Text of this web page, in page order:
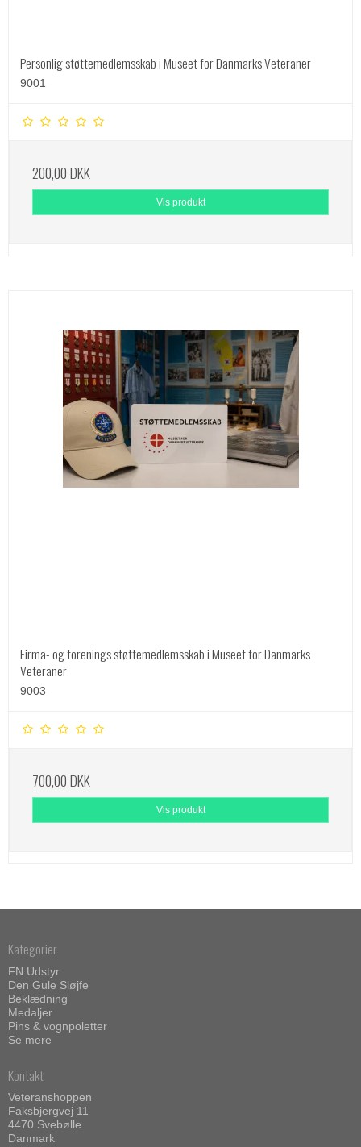
Personlig støttemedlemsskab i Museet for Danmarks Veteraner
9001
200,00 DKK
Vis produkt
Firma- og forenings støttemedlemsskab i Museet for Danmarks
Veteraner
9003
700,00 DKK
Vis produkt
Kategorier
FN Udstyr
Den Gule Sløjfe
Beklædning
Medaljer
Pins & vognpoletter
Se mere
Kontakt
Veteranshoppen
Faksbjergvej 11
4470 Svebølle
Danmark